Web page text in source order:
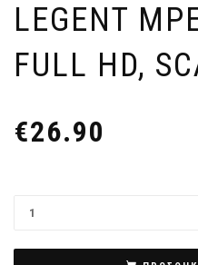
LEGENT
FULL HD,
€26.90